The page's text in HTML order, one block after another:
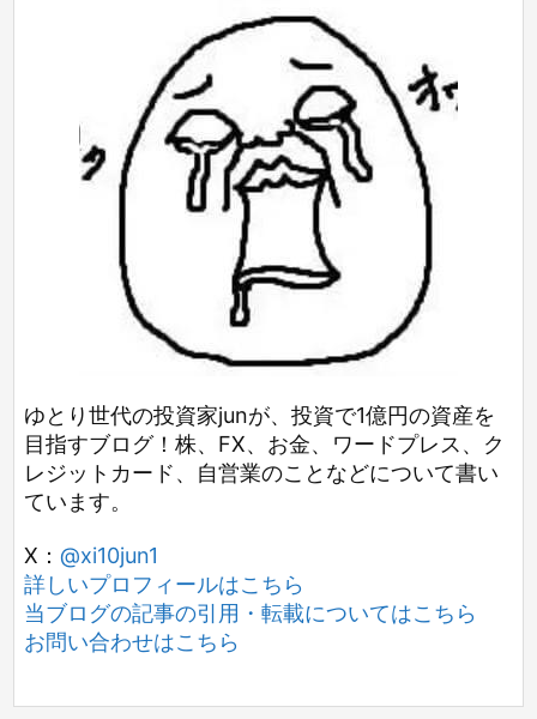
ゆとり世代の投資家junが、投資で1億円の資産を
目指すブログ！株、FX、お金、ワードプレス、ク
レジットカード、自営業のことなどについて書い
ています。
X： @xi10jun1
詳しいプロフィールはこちら
当ブログの記事の引用・転載についてはこちら
お問い合わせはこちら